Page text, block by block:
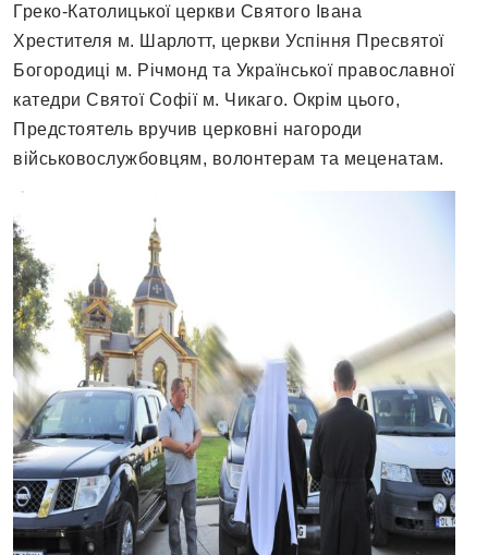
Греко-Католицької церкви Святого Івана
Хрестителя м. Шарлотт, церкви Успіння Пресвятої
Богородиці м. Річмонд та Української православної
катедри Святої Софії м. Чикаго. Окрім цього,
Предстоятель вручив церковні нагороди
військовослужбовцям, волонтерам та меценатам.